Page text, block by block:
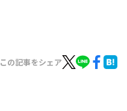
この記事をシェア